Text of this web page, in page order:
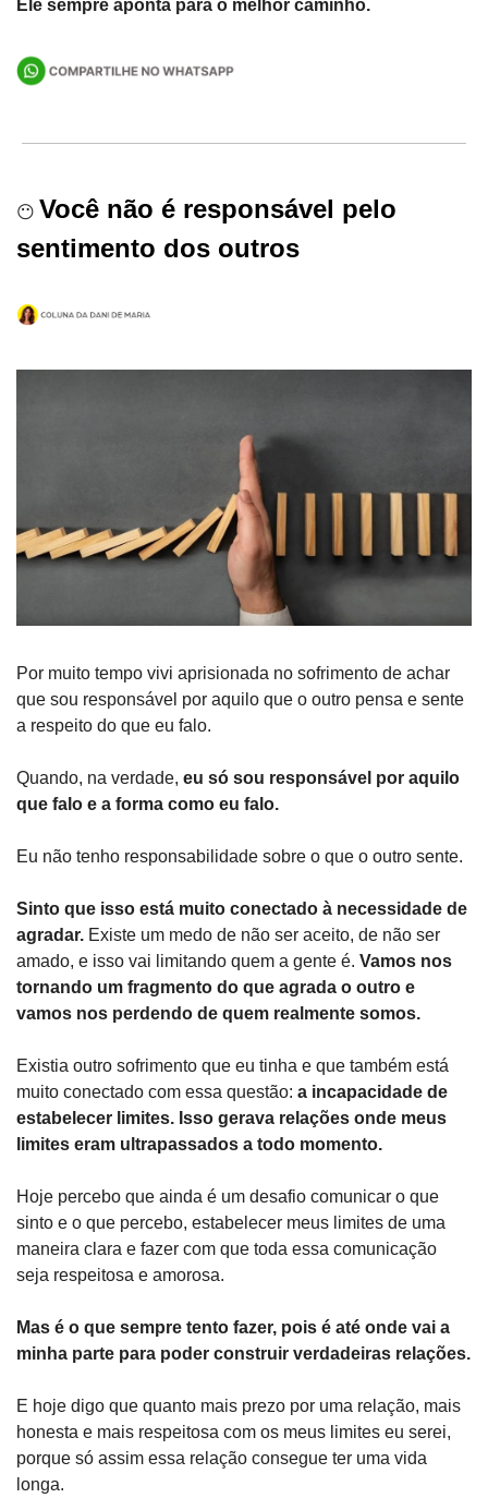
Ele sempre aponta para o melhor caminho.
😶 Você não é responsável pelo
sentimento dos outros
Por muito tempo vivi aprisionada no sofrimento de achar
que sou responsável por aquilo que o outro pensa e sente
a respeito do que eu falo.
Quando, na verdade, eu só sou responsável por aquilo
que falo e a forma como eu falo.
Eu não tenho responsabilidade sobre o que o outro sente.
Sinto que isso está muito conectado à necessidade de
agradar. Existe um medo de não ser aceito, de não ser
amado, e isso vai limitando quem a gente é. Vamos nos
tornando um fragmento do que agrada o outro e
vamos nos perdendo de quem realmente somos.
Existia outro sofrimento que eu tinha e que também está
muito conectado com essa questão: a incapacidade de
estabelecer limites. Isso gerava relações onde meus
limites eram ultrapassados a todo momento.
Hoje percebo que ainda é um desafio comunicar o que
sinto e o que percebo, estabelecer meus limites de uma
maneira clara e fazer com que toda essa comunicação
seja respeitosa e amorosa.
Mas é o que sempre tento fazer, pois é até onde vai a
minha parte para poder construir verdadeiras relações.
E hoje digo que quanto mais prezo por uma relação, mais
honesta e mais respeitosa com os meus limites eu serei,
porque só assim essa relação consegue ter uma vida
longa.